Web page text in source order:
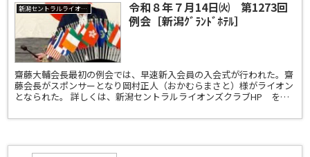
新潟セントラルライオンズクラブ
令和８年７月14日㈫ 第1273回
例会［新潟ｸﾞﾗﾝﾄﾞﾎﾃﾙ］
齋藤大輔会長最初の例会では、早速新入会員の入会式が行われた。齋
藤会長がスポンサーとなり岡村正人（おかむらまさと）様がライオン
となられた。 詳しくは、新潟セントラルライオンズクラブHP をご